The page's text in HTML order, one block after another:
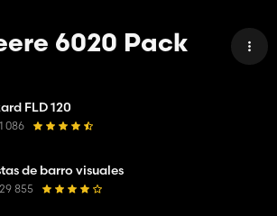
6020 Pack
FLD 120
1 086
de barro visuales
29 855